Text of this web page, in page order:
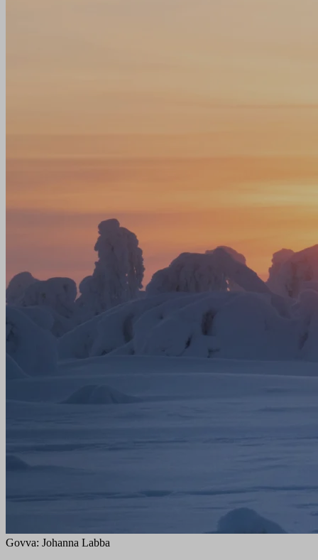
Govva: Johanna Labba